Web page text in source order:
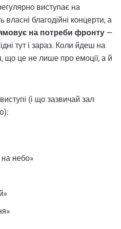
виступає на
власні благодійні концерти, а
на потреби фронту —
тут і зараз. Коли йдеш на
що це не лише про емоції, а й
(і що зазвичай зал
небо»